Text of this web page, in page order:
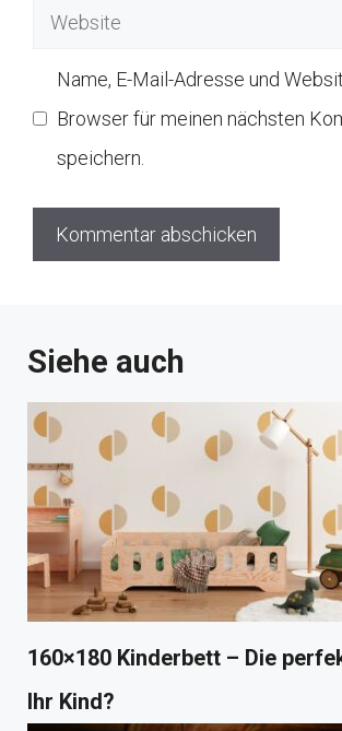
Website
Name, E-Mail-Adresse und
Browser für meinen nächsten
speichern.
Siehe auch
160×180 Kinderbett – Die
Ihr Kind?